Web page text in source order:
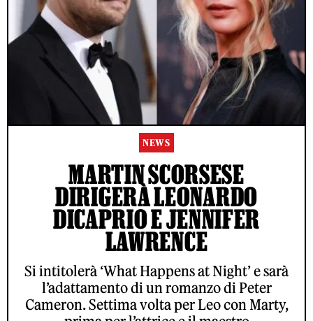
NEWS
MARTIN SCORSESE
DIRIGERÀ LEONARDO
DICAPRIO E JENNIFER
LAWRENCE
Si intitolerà ‘What Happens at Night’ e sarà
l’adattamento di un romanzo di Peter
Cameron. Settima volta per Leo con Marty,